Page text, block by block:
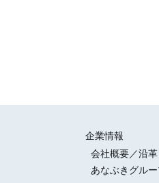
企業情報
会社概要／沿革
あなぶきグル